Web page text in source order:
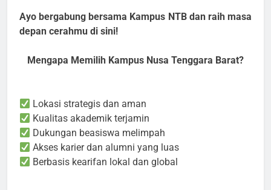
Ayo bergabung bersama Kampus NTB dan raih masa
depan cerahmu di sini!
Mengapa Memilih Kampus Nusa Tenggara Barat?
Lokasi strategis dan aman
Kualitas akademik terjamin
Dukungan beasiswa melimpah
Akses karier dan alumni yang luas
Berbasis kearifan lokal dan global